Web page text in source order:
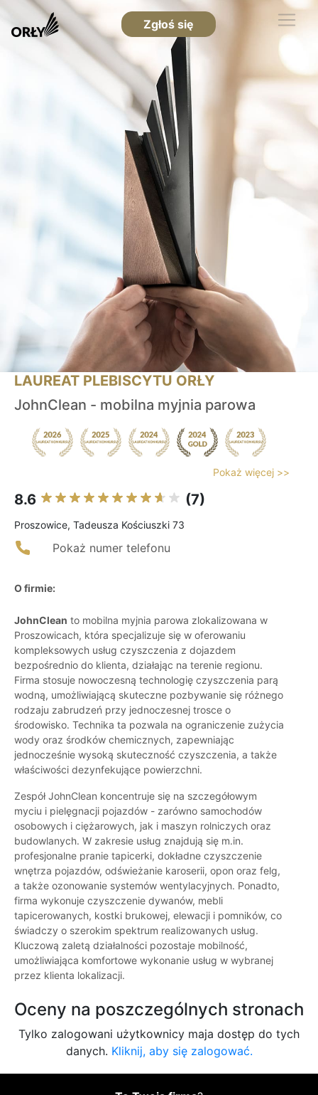
Zgłoś się
LAUREAT PLEBISCYTU ORŁY
JohnClean - mobilna myjnia parowa
Pokaż więcej >>
8.6 (7)
Proszowice, Tadeusza Kościuszki 73
Pokaż numer telefonu
O firmie:
JohnClean to mobilna myjnia parowa zlokalizowana w
Proszowicach, która specjalizuje się w oferowaniu
kompleksowych usług czyszczenia z dojazdem
bezpośrednio do klienta, działając na terenie regionu.
Firma stosuje nowoczesną technologię czyszczenia parą
wodną, umożliwiającą skuteczne pozbywanie się różnego
rodzaju zabrudzeń przy jednoczesnej trosce o
środowisko. Technika ta pozwala na ograniczenie zużycia
wody oraz środków chemicznych, zapewniając
jednocześnie wysoką skuteczność czyszczenia, a także
właściwości dezynfekujące powierzchni.
Zespół JohnClean koncentruje się na szczegółowym
myciu i pielęgnacji pojazdów - zarówno samochodów
osobowych i ciężarowych, jak i maszyn rolniczych oraz
budowlanych. W zakresie usług znajdują się m.in.
profesjonalne pranie tapicerki, dokładne czyszczenie
wnętrza pojazdów, odświeżanie karoserii, opon oraz felg,
a także ozonowanie systemów wentylacyjnych. Ponadto,
firma wykonuje czyszczenie dywanów, mebli
tapicerowanych, kostki brukowej, elewacji i pomników, co
świadczy o szerokim spektrum realizowanych usług.
Kluczową zaletą działalności pozostaje mobilność,
umożliwiająca komfortowe wykonanie usług w wybranej
przez klienta lokalizacji.
Oceny na poszczególnych stronach
Tylko zalogowani użytkownicy maja dostęp do tych
danych. Kliknij, aby się zalogować.